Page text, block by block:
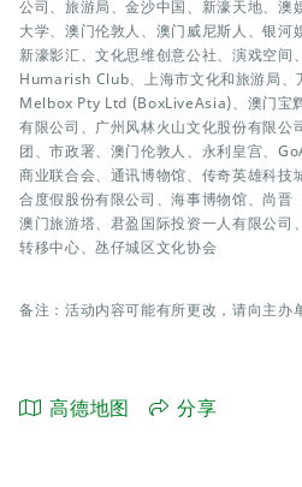
公司、旅游局、金沙中国、新濠天地、澳
大学、澳门伦敦人、澳门威尼斯人、银河
新濠影汇、文化思维创意公社、演戏空间
Humarish Club、上海市文化和旅游局、
Melbox Pty Ltd (BoxLiveAsia)、澳门宝
有限公司、广州风林火山文化股份有限公
团、市政署、澳门伦敦人、永利皇宫、
商业联合会、通讯博物馆、传奇英雄科技
合度假股份有限公司、海事博物馆、尚
澳门旅游塔、君盈国际投资一人有限公司
转移中心、氹仔城区文化协会
备注：活动内容可能有所更改，请向主办
高德地图 分享